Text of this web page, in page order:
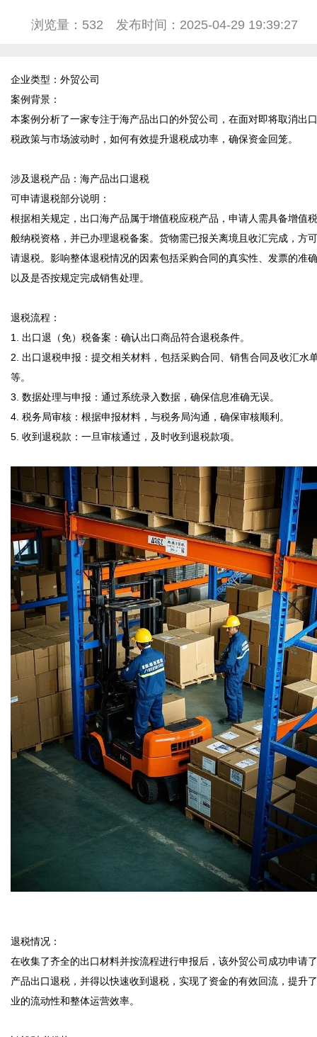
浏览量：532 发布时间：2025-04-29 19:39:27
企业类型：外贸公司
案例背景：
本案例分析了一家专注于海产品出口的外贸公司，在面对即将取消出
税政策与市场波动时，如何有效提升退税成功率，确保资金回笼。
涉及退税产品：海产品出口退税
可申请退税部分说明：
根据相关规定，出口海产品属于增值税应税产品，申请人需具备增值
般纳税资格，并已办理退税备案。货物需已报关离境且收汇完成，方
请退税。影响整体退税情况的因素包括采购合同的真实性、发票的准
以及是否按规定完成销售处理。
退税流程：
1. 出口退（免）税备案：确认出口商品符合退税条件。
2. 出口退税申报：提交相关材料，包括采购合同、销售合同及收汇水
等。
3. 数据处理与申报：通过系统录入数据，确保信息准确无误。
4. 税务局审核：根据申报材料，与税务局沟通，确保审核顺利。
5. 收到退税款：一旦审核通过，及时收到退税款项。
退税情况：
在收集了齐全的出口材料并按流程进行申报后，该外贸公司成功申请
产品出口退税，并得以快速收到退税，实现了资金的有效回流，提升
业的流动性和整体运营效率。